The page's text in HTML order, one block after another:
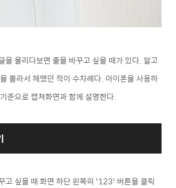
을 올리다보면 줄을 바꾸고 싶을 때가 있다. 알고
몰라서 헤맸던 적이 수차례다. 아이폰을 사용하
준으로 캡쳐화면과 함께 설명한다.
고 싶을 때화면 하단 왼쪽의 '123' 버튼을 클릭